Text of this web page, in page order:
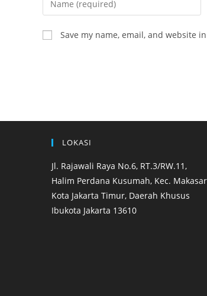
Save my name, email, and website
LOKASI
Jl. Rajawali Raya No.6, RT.3/RW.11,
Halim Perdana Kusumah, Kec.
Kota Jakarta Timur, Daerah Khusus
Ibukota Jakarta 13610